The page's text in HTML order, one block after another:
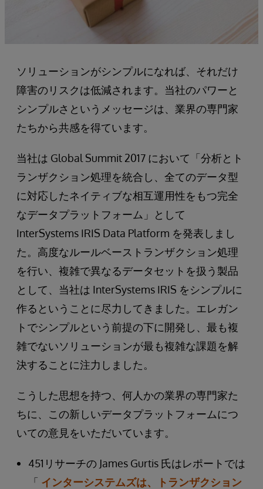
ソリューションがシンプルになれば、それだけ
障害のリスクは低減されます。当社のパワーと
シンプルさというメッセージは、業界の専門家
たちから共感を得ています。
当社は Global Summit 2017 において「分析とト
ランザクション処理を統合し、全てのデータ型
に対応したネイティブな相互運用性をもつ完全
なデータプラットフォーム」として
InterSystems IRIS Data Platform を発表しまし
た。高度なルールベーストランザクション処理
を行い、複雑で異なるデータセットを扱う製品
として、当社は InterSystems IRIS をシンプルに
作るということに尽力してきました。エレガン
トでシンプルという前提の下に開発し、最も複
雑でないソリューションが最も複雑な課題を解
決することに注力しました。
こうした思想を持つ、何人かの業界の専門家た
ちに、この新しいデータプラットフォームにつ
いての意見をいただいています。
451リサーチの James Gurtis 氏はレポートでは
「 インターシステムズは、トランザクション